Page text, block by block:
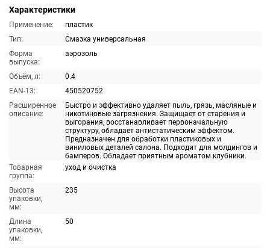
Характеристики
Применение:
пластик
Тип:
Смазка универсальная
Форма
выпуска:
аэрозоль
Объём, л:
0.4
EAN-13:
450520752
Расширенное
описание:
Быстро и эффективно удаляет пыль, грязь, масляные и
никотиновые загрязнения. Защищает от старения и
выгорания, восстанавливает первоначальную
структуру, обладает антистатическим эффектом.
Предназначен для обработки пластиковых и
виниловых деталей салона. Подходит для молдингов и
бамперов. Обладает приятным ароматом клубники.
Товарная
группа:
уход и очистка
Высота
упаковки,
мм:
235
Длина
упаковки,
мм:
50